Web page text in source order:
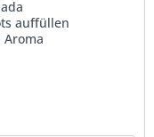
auffüllen